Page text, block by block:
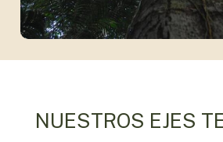
NUESTROS EJES